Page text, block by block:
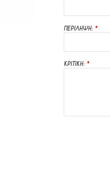
ΠΕΡΙΛΗΨΗ:
ΚΡΙΤΙΚΗ: